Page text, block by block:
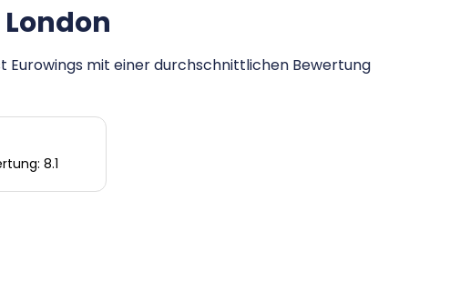
Eurowings mit einer durchschnittlichen Bewertung
8.1